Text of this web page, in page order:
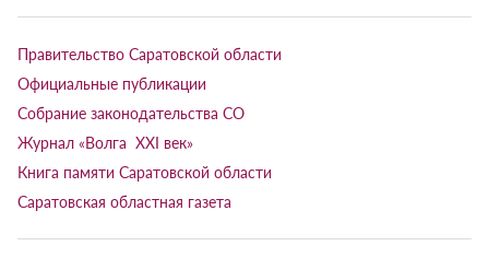
Правительство Саратовской области
Официальные публикации
Собрание законодательства СО
Журнал «Волга XXI век»
Книга памяти Саратовской области
Саратовская областная газета